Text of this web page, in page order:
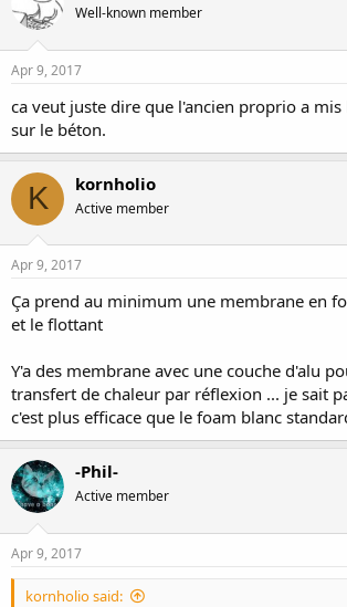
Well-known member
Apr 9, 2017
ca veut juste dire que l'ancien proprio a
sur le béton.
K kornholio
Active member
Apr 9, 2017
Ça prend au minimum une membrane en
et le flottant
Y'a des membrane avec une couche d'alu
transfert de chaleur par réflexion ... je sait
c'est plus efficace que le foam blanc
-Phil-
Active member
Apr 9, 2017
kornholio said: